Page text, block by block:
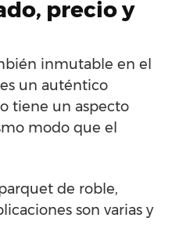
precio y
inmutable en el
un auténtico
tiene un aspecto
modo que el
de roble,
son varias y